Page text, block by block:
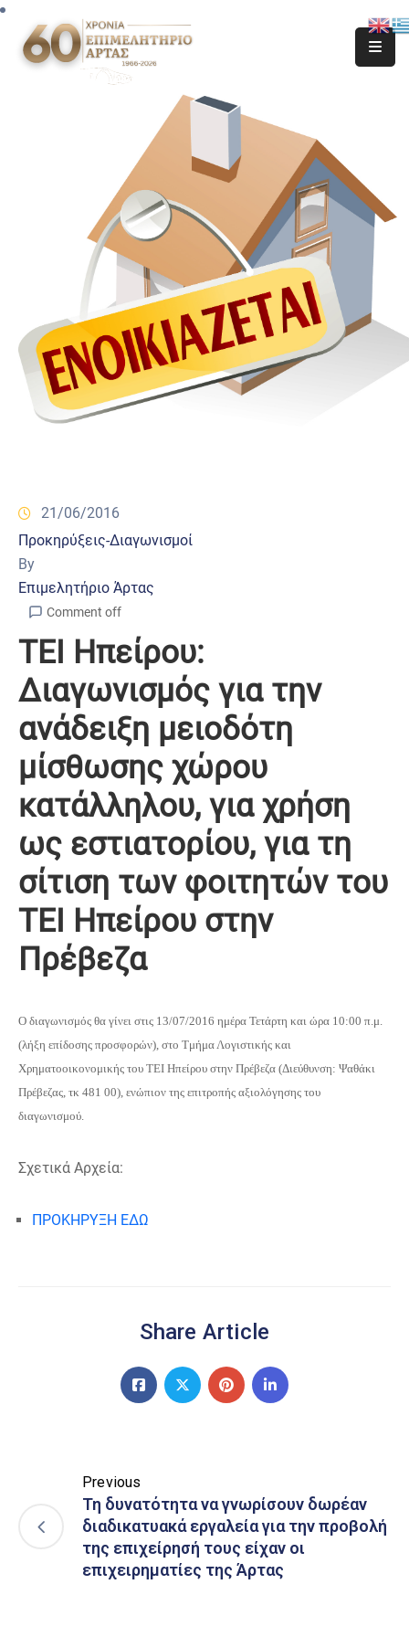
21/06/2016
Προκηρύξεις-Διαγωνισμοί
By
Επιμελητήριο Άρτας
Comment off
ΤΕΙ Ηπείρου:
Διαγωνισμός για την
ανάδειξη μειοδότη
μίσθωσης χώρου
κατάλληλου, για χρήση
ως εστιατορίου, για τη
σίτιση των φοιτητών του
ΤΕΙ Ηπείρου στην
Πρέβεζα
Ο διαγωνισμός θα γίνει στις 13/07/2016 ημέρα Τετάρτη και ώρα 10:00 π.μ.
(λήξη επίδοσης προσφορών), στο Τμήμα Λογιστικής και
Χρηματοοικονομικής του ΤΕΙ Ηπείρου στην Πρέβεζα (Διεύθυνση: Ψαθάκι
Πρέβεζας, τκ 481 00), ενώπιον της επιτροπής αξιολόγησης του
διαγωνισμού.
Σχετικά Αρχεία:
ΠΡΟΚΗΡΥΞΗ ΕΔΩ
Share Article
Previous
Τη δυνατότητα να γνωρίσουν δωρέαν
διαδικατυακά εργαλεία για την προβολή
της επιχείρησή τους είχαν οι
επιχειρηματίες της Άρτας